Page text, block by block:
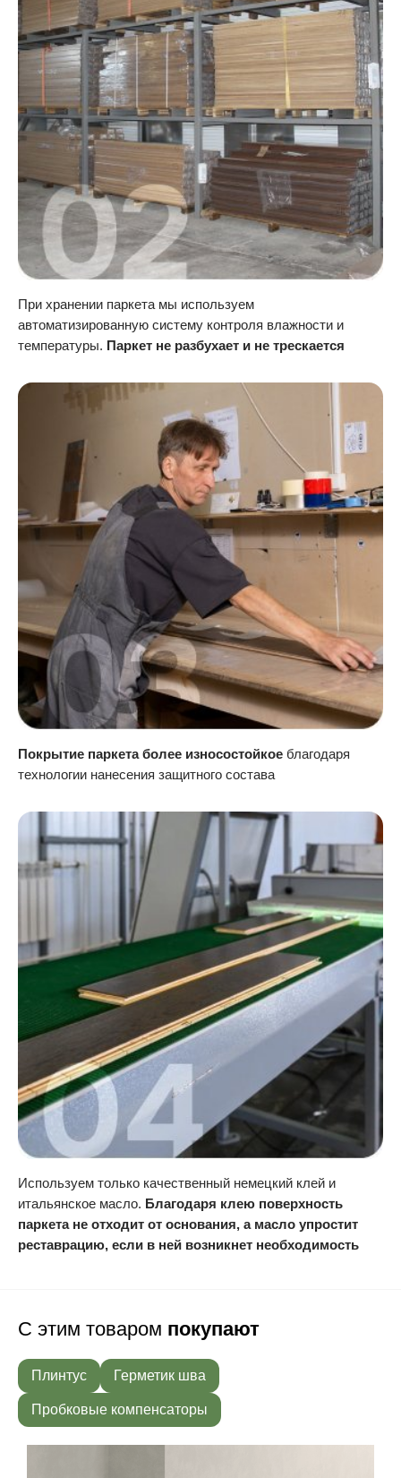
При хранении паркета мы используем
автоматизированную систему контроля влажности и
температуры. Паркет не разбухает и не трескается
Покрытие паркета более износостойкое благодаря
технологии нанесения защитного состава
Используем только качественный немецкий клей и
итальянское масло. Благодаря клею поверхность
паркета не отходит от основания, а масло упростит
реставрацию, если в ней возникнет необходимость
С этим товаром покупают
Плинтус Герметик шва
Пробковые компенсаторы